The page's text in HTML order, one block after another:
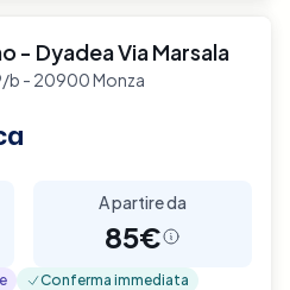
- Dyadea Via Marsala
b - 20900 Monza
A partire da
85€
Conferma immediata